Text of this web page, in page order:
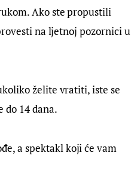
Ako ste propustili
na ljetnoj pozornici u
želite vratiti, iste se
14 dana.
a spektakl koji će vam